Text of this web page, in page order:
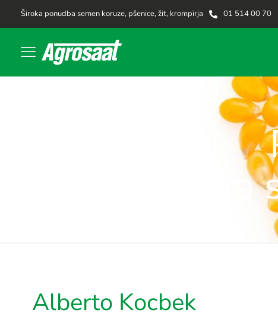
Široka ponudba semen koruze, pšenice, žit, krompirja 01 514 00 70
Alberto Kocbek